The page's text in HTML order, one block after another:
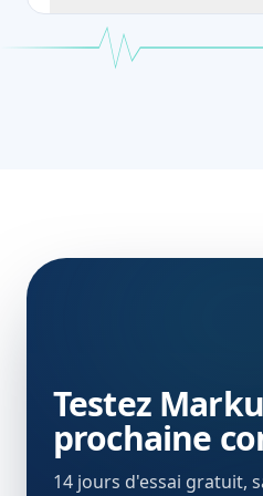
Testez
prochaine
14 jours d'essai gratuit,